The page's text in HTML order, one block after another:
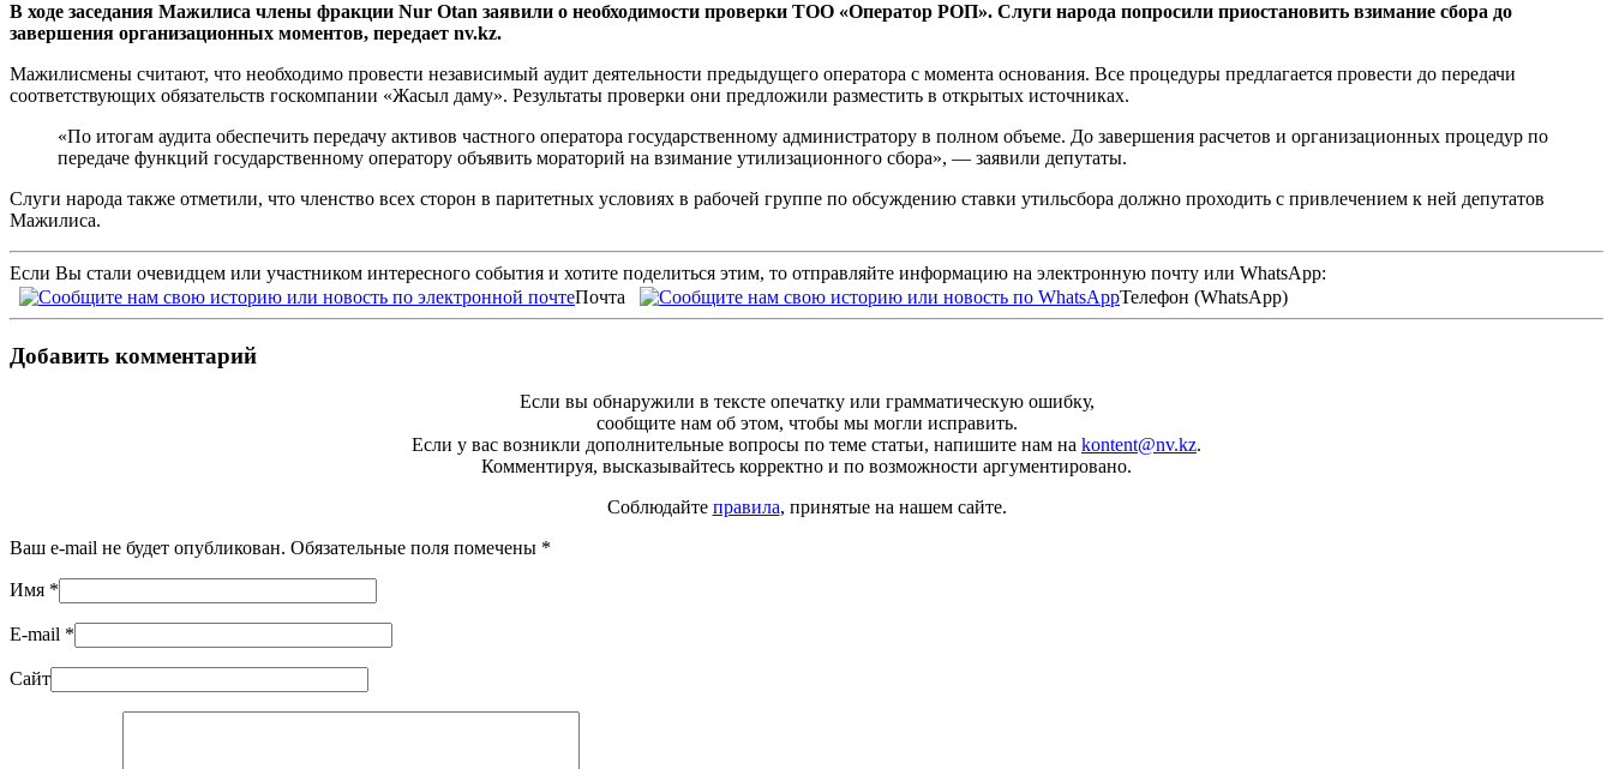
В ходе заседания Мажилиса члены фракции Nur Otan заявили о необходимости проверки ТОО «Оператор РОП». Слуги народа попросили приостановить взимание сбора до
завершения организационных моментов, передает nv.kz.
Мажилисмены считают, что необходимо провести независимый аудит деятельности предыдущего оператора с момента основания. Все процедуры предлагается провести до передачи
соответствующих обязательств госкомпании «Жасыл даму». Результаты проверки они предложили разместить в открытых источниках.
«По итогам аудита обеспечить передачу активов частного оператора государственному администратору в полном объеме. До завершения расчетов и организационных процедур по
передаче функций государственному оператору объявить мораторий на взимание утилизационного сбора», — заявили депутаты.
Слуги народа также отметили, что членство всех сторон в паритетных условиях в рабочей группе по обсуждению ставки утильсбора должно проходить с привлечением к ней депутатов
Мажилиса.
Если Вы стали очевидцем или участником интересного события и хотите поделиться этим, то отправляйте информацию на электронную почту или WhatsApp:
Почта
Телефон (WhatsApp)
Добавить комментарий
Если вы обнаружили в тексте опечатку или грамматическую ошибку,
сообщите нам об этом, чтобы мы могли исправить.
Если у вас возникли дополнительные вопросы по теме статьи, напишите нам на kontent@nv.kz.
Комментируя, высказывайтесь корректно и по возможности аргументировано.
Соблюдайте правила, принятые на нашем сайте.
Ваш e-mail не будет опубликован. Обязательные поля помечены *
Имя *
E-mail *
Сайт